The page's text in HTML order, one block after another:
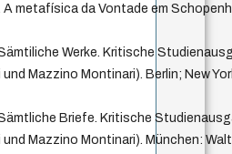
metafísica da Vontade em
Werke. Kritische
Mazzino Montinari). Berlin; New
Briefe. Kritische
Mazzino Montinari). München: